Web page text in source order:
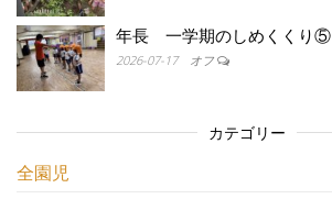
年長 一学期のしめくくり⑤
2026-07-17 オフ
カテゴリー
全園児